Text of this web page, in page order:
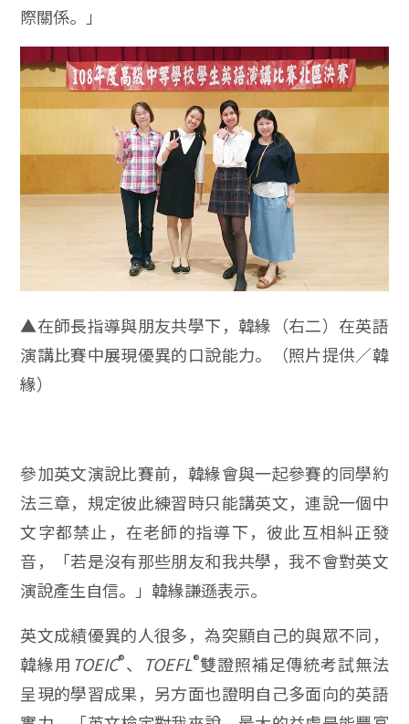
際關係。」
▲在師長指導與朋友共學下，韓緣（右二）在英語
演講比賽中展現優異的口說能力。（照片提供／韓
緣）
參加英文演說比賽前，韓緣會與一起參賽的同學約
法三章，規定彼此練習時只能講英文，連說一個中
文字都禁止，在老師的指導下，彼此互相糾正發
音，「若是沒有那些朋友和我共學，我不會對英文
演說產生自信。」韓緣謙遜表示。
英文成績優異的人很多，為突顯自己的與眾不同，
韓緣用 TOEIC®、 TOEFL®雙證照補足傳統考試無法
呈現的學習成果，另方面也證明自己多面向的英語